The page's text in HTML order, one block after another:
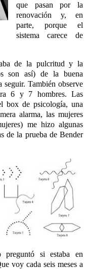
que pasan por la
renovación y, en
parte, porque el
sistema carece de
de la pulcritud y la
son así) de la buena
También observe
6 y 7 hombres. Las
box de psicología, una
alarma, las mujeres
me hizo algunas
de la prueba de Bender
si estaba en
voy cada seis meses a